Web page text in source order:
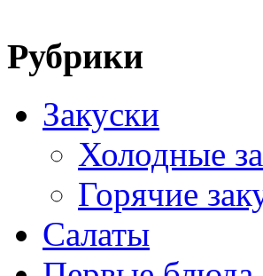
Рубрики
Закуски
Холодные
Горячие
Салаты